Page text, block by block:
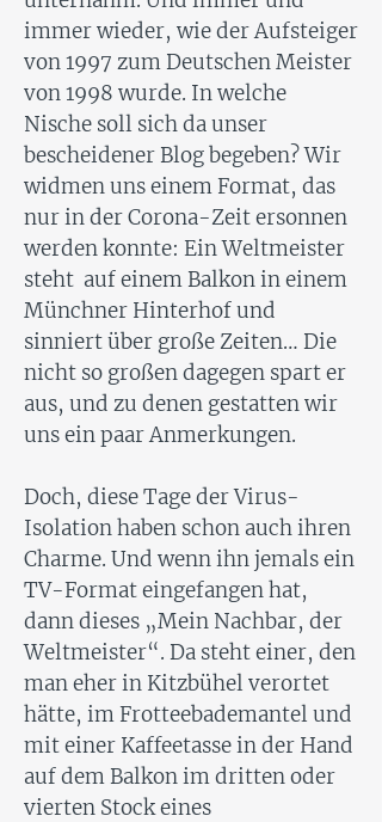
immer wieder, wie der Aufsteiger
von 1997 zum Deutschen Meister
von 1998 wurde. In welche
Nische soll sich da unser
bescheidener Blog begeben? Wir
widmen uns einem Format, das
nur in der Corona-Zeit ersonnen
werden konnte: Ein Weltmeister
steht auf einem Balkon in einem
Münchner Hinterhof und
sinniert über große Zeiten… Die
nicht so großen dagegen spart er
aus, und zu denen gestatten wir
uns ein paar Anmerkungen.
Doch, diese Tage der Virus-
Isolation haben schon auch ihren
Charme. Und wenn ihn jemals ein
TV-Format eingefangen hat,
dann dieses „Mein Nachbar, der
Weltmeister“. Da steht einer, den
man eher in Kitzbühel verortet
hätte, im Frotteebademantel und
mit einer Kaffeetasse in der Hand
auf dem Balkon im dritten oder
vierten Stock eines